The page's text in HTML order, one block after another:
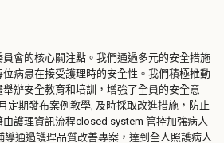
會的核心關注點。我們通過多元的安全措施
病患在接受護理時的安全性。我們積極推動
辦安全教育和培訓，增強了全員的安全意
定期發布案例教學, 及時採取改進措施，防止
護理資訊流程closed system 管控加強病人
導通過護理品質改善專案，達到全人照護病人